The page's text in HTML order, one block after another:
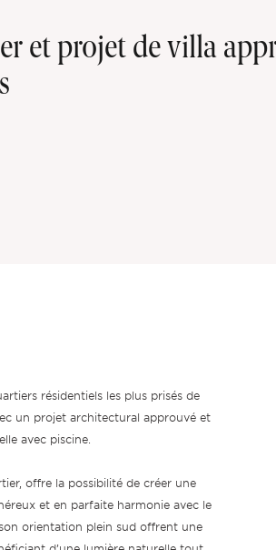
et projet de villa
résidentiels les plus prisés de
un projet architectural approuvé et
avec piscine.
offre la possibilité de créer une
et en parfaite harmonie avec le
orientation plein sud offrent une